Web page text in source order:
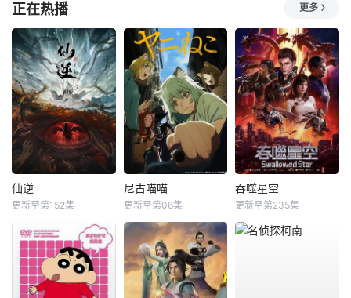
正在热播 更多
仙逆
更新至第152集
尼古喵喵
更新至第06集
吞噬星空
更新至第235集